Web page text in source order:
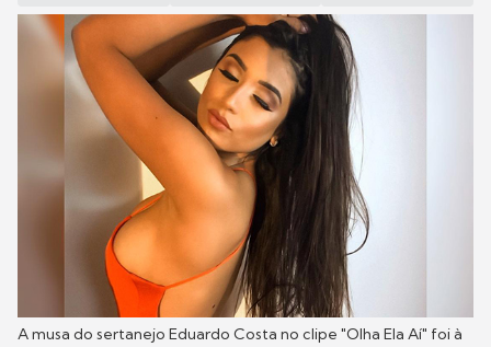
A musa do sertanejo Eduardo Costa no clipe "Olha Ela Aí" foi à